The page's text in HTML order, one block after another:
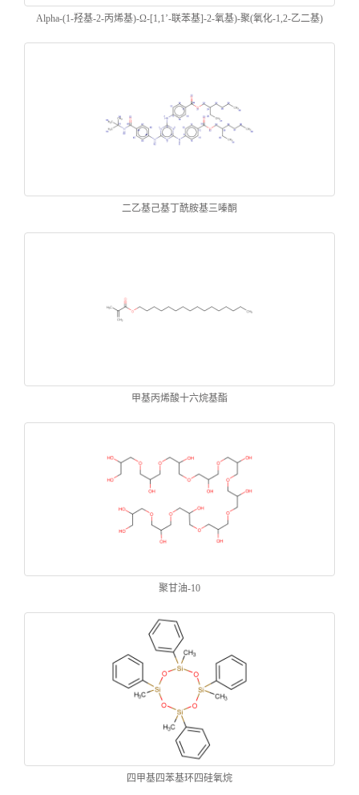
Alpha-(1-羟基-2-丙烯基)-Ω-[1,1’-联苯基]-2-氧基)-聚(氧化-1,2-乙二基)
二乙基己基丁酰胺基三嗪酮
甲基丙烯酸十六烷基酯
聚甘油-10
四甲基四苯基环四硅氧烷